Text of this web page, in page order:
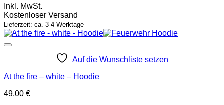
Inkl. MwSt.
Kostenloser Versand
Lieferzeit: ca. 3-4 Werktage
Auf die Wunschliste setzen
At the fire – white – Hoodie
49,00 €